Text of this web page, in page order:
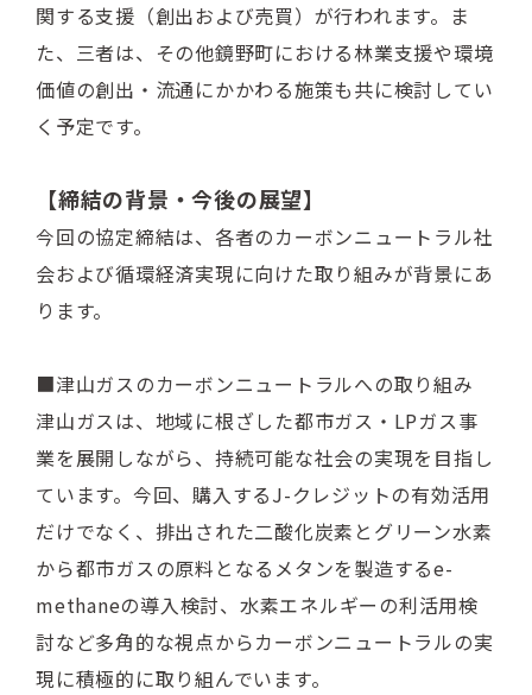
関する支援（創出および売買）が行われます。ま
た、三者は、その他鏡野町における林業支援や環境
価値の創出・流通にかかわる施策も共に検討してい
く予定です。
【締結の背景・今後の展望】
今回の協定締結は、各者のカーボンニュートラル社
会および循環経済実現に向けた取り組みが背景にあ
ります。
■津山ガスのカーボンニュートラルへの取り組み
津山ガスは、地域に根ざした都市ガス・LPガス事
業を展開しながら、持続可能な社会の実現を目指し
ています。今回、購入するJ-クレジットの有効活用
だけでなく、排出された二酸化炭素とグリーン水素
から都市ガスの原料となるメタンを製造するe-
methaneの導入検討、水素エネルギーの利活用検
討など多角的な視点からカーボンニュートラルの実
現に積極的に取り組んでいます。